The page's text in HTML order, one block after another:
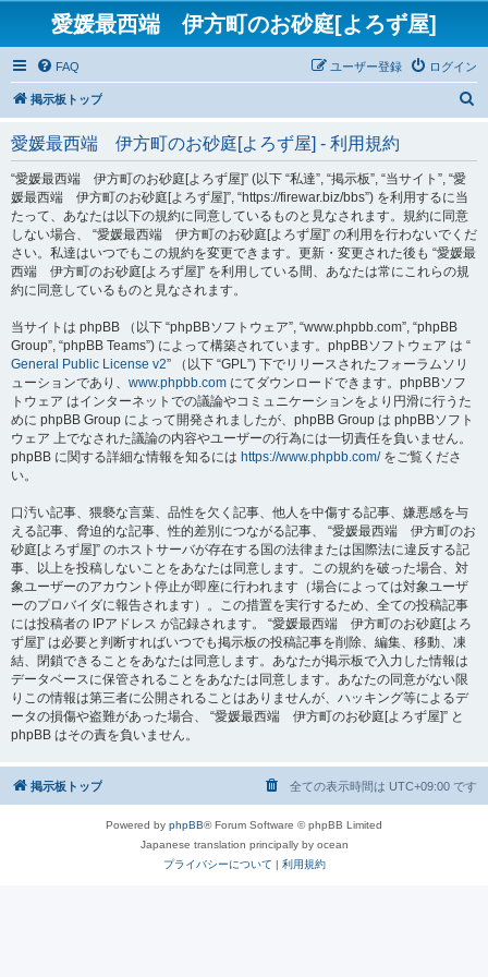
愛媛最西端 伊方町のお砂庭[よろず屋]
FAQ ログイン
ユーザー登録
掲示板トップ
愛媛最西端 伊方町のお砂庭[よろず屋] - 利用規約
“愛媛最西端 伊方町のお砂庭[よろず屋]” (以下 “私達”, “掲示板”, “当サイト”, “愛
媛最西端 伊方町のお砂庭[よろず屋]”, “https://firewar.biz/bbs”) を利用するに当
たって、あなたは以下の規約に同意しているものと見なされます。規約に同意
しない場合、 “愛媛最西端 伊方町のお砂庭[よろず屋]” の利用を行わないでくだ
さい。私達はいつでもこの規約を変更できます。更新・変更された後も “愛媛最
西端 伊方町のお砂庭[よろず屋]” を利用している間、あなたは常にこれらの規
約に同意しているものと見なされます。
当サイトは phpBB （以下 “phpBBソフトウェア”, “www.phpbb.com”, “phpBB
Group”, “phpBB Teams”) によって構築されています。phpBBソフトウェア は “
General Public License v2” （以下 “GPL”) 下でリリースされたフォーラムソリ
ューションであり、 www.phpbb.com にてダウンロードできます。phpBBソフ
トウェア はインターネットでの議論やコミュニケーションをより円滑に行うた
めに phpBB Group によって開発されましたが、phpBB Group は phpBBソフト
ウェア 上でなされた議論の内容やユーザーの行為には一切責任を負いません。
phpBB に関する詳細な情報を知るには https://www.phpbb.com/をご覧くださ
い。
口汚い記事、猥褻な言葉、品性を欠く記事、他人を中傷する記事、嫌悪感を与
える記事、脅迫的な記事、性的差別につながる記事、 “愛媛最西端 伊方町のお
砂庭[よろず屋]” のホストサーバが存在する国の法律または国際法に違反する記
事、以上を投稿しないことをあなたは同意します。この規約を破った場合、対
象ユーザーのアカウント停止が即座に行われます（場合によっては対象ユーザ
ーのプロバイダに報告されます）。この措置を実行するため、全ての投稿記事
には投稿者の IPアドレス が記録されます。 “愛媛最西端 伊方町のお砂庭[よろ
ず屋]” は必要と判断すればいつでも掲示板の投稿記事を削除、編集、移動、凍
結、閉鎖できることをあなたは同意します。あなたが掲示板で入力した情報は
データベースに保管されることをあなたは同意します。あなたの同意がない限
りこの情報は第三者に公開されることはありませんが、ハッキング等によるデ
ータの損傷や盗難があった場合、 “愛媛最西端 伊方町のお砂庭[よろず屋]” と
phpBB はその責を負いません。
掲示板トップ 全ての表示時間は UTC+09:00 です
Powered by phpBB® Forum Software © phpBB Limited
Japanese translation principally by ocean
プライバシーについて | 利用規約